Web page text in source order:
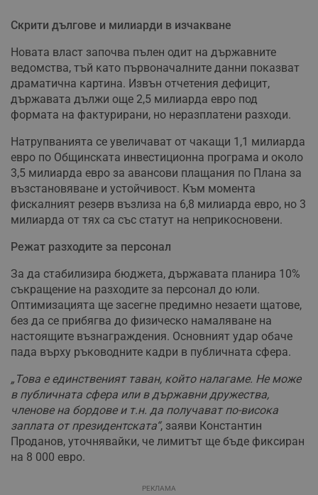
Скрити дългове и милиарди в изчакване
Новата власт започва пълен одит на държавните
ведомства, тъй като първоначалните данни показват
драматична картина. Извън отчетения дефицит,
държавата дължи още 2,5 милиарда евро под
формата на фактурирани, но неразплатени разходи.
Натрупванията се увеличават от чакащи 1,1 милиарда
евро по Общинската инвестиционна програма и около
3,5 милиарда евро за авансови плащания по Плана за
възстановяване и устойчивост. Към момента
фискалният резерв възлиза на 6,8 милиарда евро, но 3
милиарда от тях са със статут на неприкосновени.
Режат разходите за персонал
За да стабилизира бюджета, държавата планира 10%
съкращение на разходите за персонал до юли.
Оптимизацията ще засегне предимно незаети щатове,
без да се прибягва до физическо намаляване на
настоящите възнаграждения. Основният удар обаче
пада върху ръководните кадри в публичната сфера.
„Това е единственият таван, който налагаме. Не може
в публичната сфера или в държавни дружества,
членове на бордове и т.н. да получават по-висока
заплата от президентската“, заяви Константин
Проданов, уточнявайки, че лимитът ще бъде фиксиран
на 8 000 евро.
РЕКЛАМА